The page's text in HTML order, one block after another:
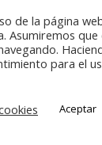
de la página
Asumiremos
para el
Aceptar